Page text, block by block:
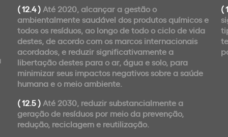
( 12.4 )Até 2020, alcançar a gestão o
ambientalmente saudável dos produtos químicos e
todos os resíduos, ao longo de todo o ciclo de vida
destes, de acordo com os marcos internacionais
acordados, e reduzir significativamente a
libertação destes para o ar, água e solo, para
minimizar seus impactos negativos sobre a saúde
humana e o meio ambiente.
( 12.5 )Até 2030, reduzir substancialmente a
geração de resíduos por meio da prevenção,
redução, reciclagem e reutilização.
(